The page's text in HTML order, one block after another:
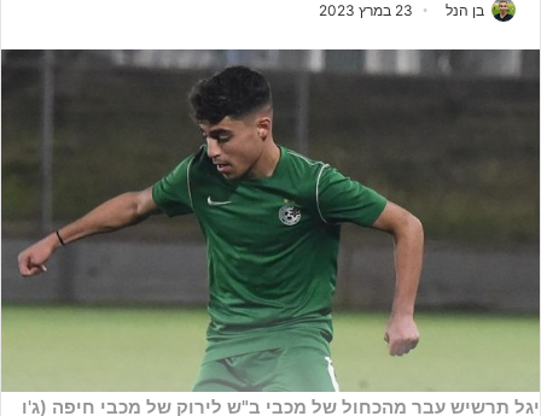
בן הנל 23 במרץ 2023
יגל תרשיש עבר מהכחול של מכבי ב"ש לירוק של מכבי חיפה (ג'ו